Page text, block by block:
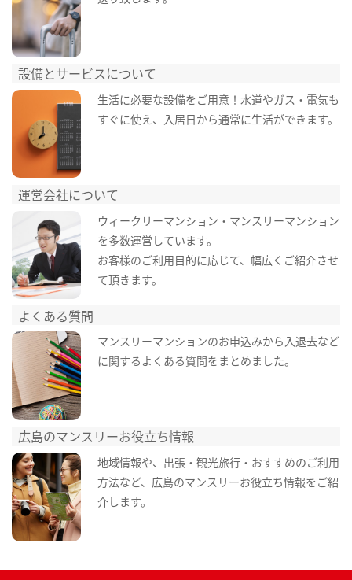
設備とサービスについて
生活に必要な設備をご用意！水道やガス・電気も
すぐに使え、入居日から通常に生活ができます。
運営会社について
ウィークリーマンション・マンスリーマンション
を多数運営しています。
お客様のご利用目的に応じて、幅広くご紹介させ
て頂きます。
よくある質問
マンスリーマンションのお申込みから入退去など
に関するよくある質問をまとめました。
広島のマンスリーお役立ち情報
地域情報や、出張・観光旅行・おすすめのご利用
方法など、広島のマンスリーお役立ち情報をご紹
介します。